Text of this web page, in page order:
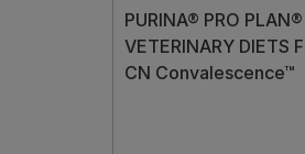
PURINA® PRO PLAN®
VETERINARY DIETS
CN Convalescence™